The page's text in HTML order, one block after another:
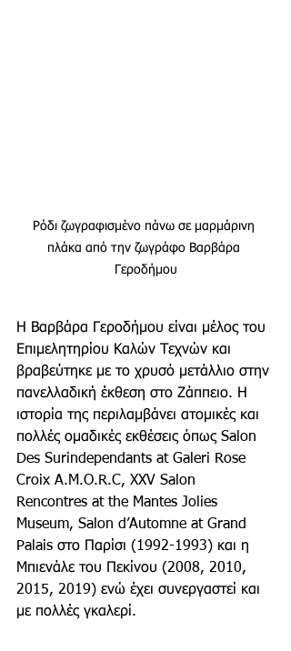
Ρόδι ζωγραφισμένο πάνω σε μαρμάρινη
πλάκα από την ζωγράφο Βαρβάρα
Γεροδήμου
Η Βαρβάρα Γεροδήμου είναι μέλος του
Επιμελητηρίου Καλών Τεχνών και
βραβεύτηκε με το χρυσό μετάλλιο στην
πανελλαδική έκθεση στο Ζάππειο. Η
ιστορία της περιλαμβάνει ατομικές και
πολλές ομαδικές εκθέσεις όπως Salon
Des Surindependants at Galeri Rose
Croix A.M.O.R.C, XXV Salon
Rencontres at the Mantes Jolies
Museum, Salon d’Automne at Grand
Palais στο Παρίσι (1992-1993) και η
Μπιενάλε του Πεκίνου (2008, 2010,
2015, 2019) ενώ έχει συνεργαστεί και
με πολλές γκαλερί.